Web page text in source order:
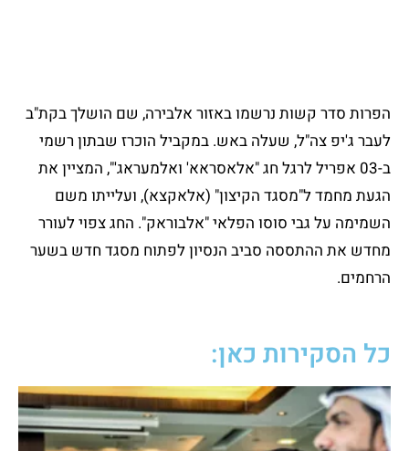
הפרות סדר קשות נרשמו באזור אלבירה, שם הושלך בקת"ב
לעבר ג'יפ צה"ל, שעלה באש. במקביל הוכרז שבתון רשמי
ב-03 אפריל לרגל חג "אלאסראא' ואלמעראג'", המציין את
הגעת מחמד ל"מסגד הקיצון" (אלאקצא), ועלייתו משם
השמימה על גבי סוסו הפלאי "אלבוראק". החג צפוי לעורר
מחדש את ההתססה סביב הנסיון לפתוח מסגד חדש בשער
הרחמים.
כל הסקירות כאן: